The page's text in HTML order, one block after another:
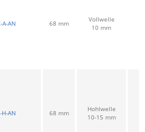
A-AN 68 mm
Vollwelle
10 mm
H-AN 68 mm
Hohlwelle
10-15 mm